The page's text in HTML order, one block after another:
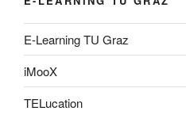
E-Learning TU Graz
iMooX
TELucation